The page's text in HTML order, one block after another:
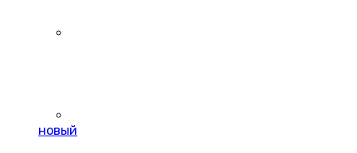
новый